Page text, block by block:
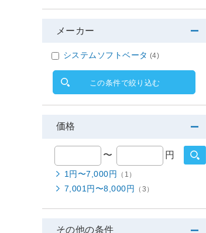
メーカー
システムソフトベータ (4)
この条件で絞り込む
価格
〜 円
1円〜7,000円 （1）
7,001円〜8,000円 （3）
その他の条件